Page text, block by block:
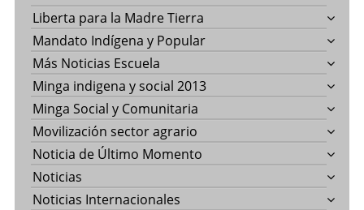
Liberta para la Madre Tierra
Mandato Indígena y Popular
Más Noticias Escuela
Minga indigena y social 2013
Minga Social y Comunitaria
Movilización sector agrario
Noticia de Último Momento
Noticias
Noticias Internacionales